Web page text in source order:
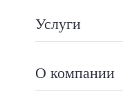
Услуги
О компании